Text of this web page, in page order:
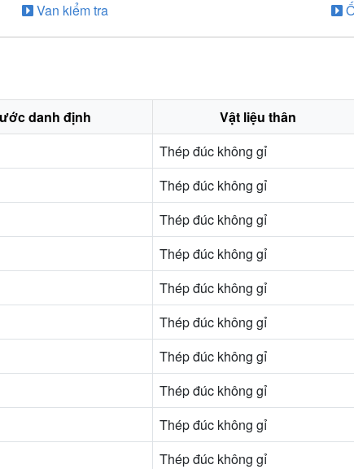
Van kiểm tra
danh định Vật liệu thân
Thép đúc không gỉ
Thép đúc không gỉ
Thép đúc không gỉ
Thép đúc không gỉ
Thép đúc không gỉ
Thép đúc không gỉ
Thép đúc không gỉ
Thép đúc không gỉ
Thép đúc không gỉ
Thép đúc không gỉ